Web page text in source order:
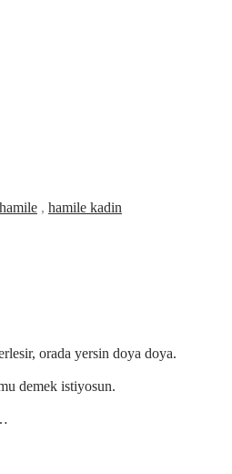
hamile , hamile kadin
orada yersin doya doya.
demek istiyosun.